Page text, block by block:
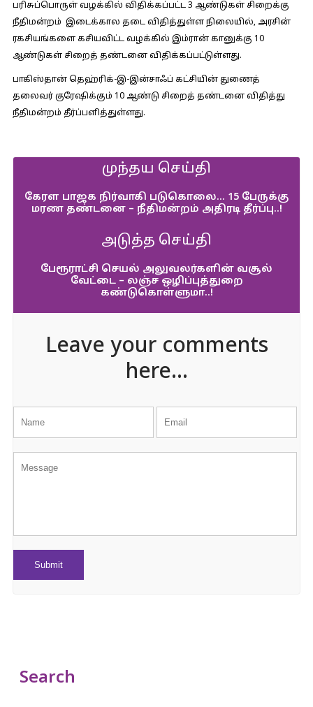
பரிசுப்பொருள் வழக்கில் விதிக்கப்பட்ட 3 ஆண்டுகள் சிறைக்கு
நீதிமன்றம் இடைக்கால தடை விதித்துள்ள நிலையில், அரசின்
ரகசியங்களை கசியவிட்ட வழக்கில் இம்ரான் கானுக்கு 10
ஆண்டுகள் சிறைத் தண்டனை விதிக்கப்பட்டுள்ளது.
பாகிஸ்தான் தெஹ்ரிக்-இ-இன்சாஃப் கட்சியின் துணைத்
தலைவர் குரேஷிக்கும் 10 ஆண்டு சிறைத் தண்டனை விதித்து
நீதிமன்றம் தீர்ப்பளித்துள்ளது.
முந்தய செய்தி
கேரள பாஜக நிர்வாகி படுகொலை… 15 பேருக்கு
மரண தண்டனை – நீதிமன்றம் அதிரடி தீர்ப்பு..!
அடுத்த செய்தி
பேரூராட்சி செயல் அலுவலர்களின் வசூல்
வேட்டை – லஞ்ச ஒழிப்புத்துறை
கண்டுகொள்ளுமா..!
Leave your comments
here...
Search